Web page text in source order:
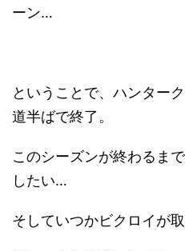
ーン…
ということで、ハンター
道半ばで終了。
このシーズンが終わるま
したい…
そしていつかビクロイが取